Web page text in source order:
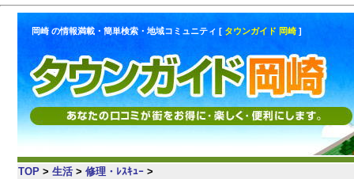
岡崎 の情報満載・簡単検索・地域コミュニティ [ タウンガイド 岡崎 ]
TOP > 生活 > 修理・ﾚｽｷｭｰ >